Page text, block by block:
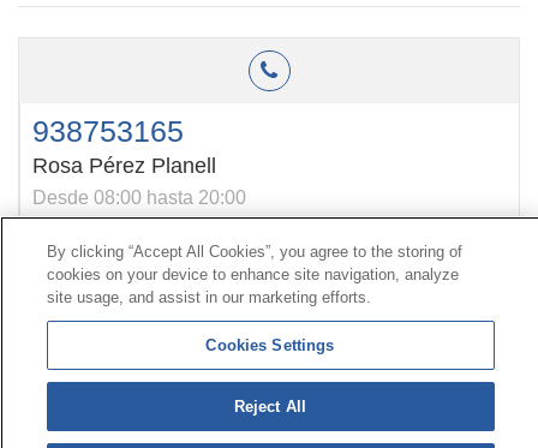
938753165
Rosa Pérez Planell
Desde 08:00 hasta 20:00
Contact|Profile of the contractor|Claims
Line Universal 900 203 203
Private Area Special Benefits
|Private Area Health
© Mutua Universal 2026| Site map
Data protection Policy | Politics of cookies
By clicking “Accept All Cookies”, you agree to the storing of
cookies on your device to enhance site navigation, analyze
site usage, and assist in our marketing efforts.
Cookies Settings
Reject All